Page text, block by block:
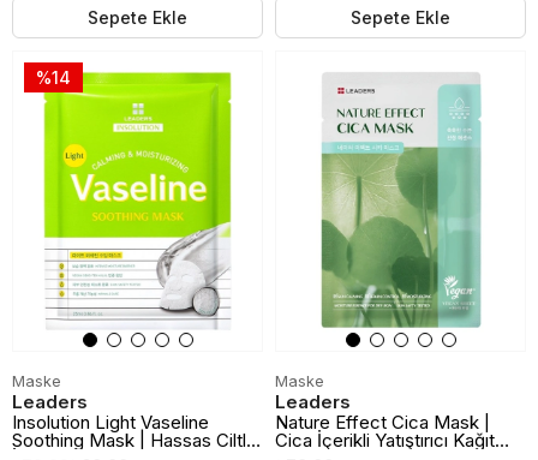
Sepete Ekle
Sepete Ekle
Maske
Leaders
Insolution Light Vaseline
Soothing Mask | Hassas Ciltler
%14
Maske
Leaders
Nature Effect Cica Mask |
Cica İçerikli Yatıştırıcı Kağıt